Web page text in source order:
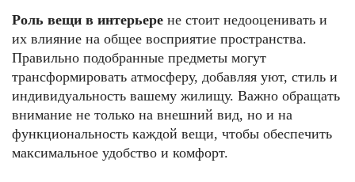
Роль вещи в интерьере не стоит недооценивать и
их влияние на общее восприятие пространства.
Правильно подобранные предметы могут
трансформировать атмосферу, добавляя уют, стиль и
индивидуальность вашему жилищу. Важно обращать
внимание не только на внешний вид, но и на
функциональность каждой вещи, чтобы обеспечить
максимальное удобство и комфорт.